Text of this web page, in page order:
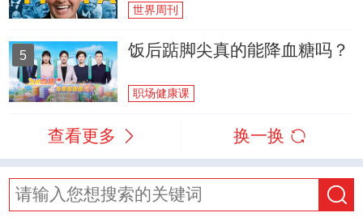
世界周刊
5 饭后踮脚尖真的能降血糖吗？
职场健康课
查看更多 换一换